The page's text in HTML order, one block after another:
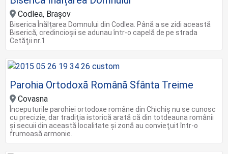
Codlea, Brașov
Biserica Înălțarea Domnului din Codlea. Până a se zidi această
Biserică, credincioşii se adunau într-o capelă de pe strada
Cetăţii nr.1
Parohia Ortodoxă Română Sfânta Treime
Covasna
Începuturile parohiei ortodoxe române din Chichiş nu se cunosc
cu precizie, dar tradiţia istorică arată că din totdeauna românii
şi secuii din această localitate şi zonă au convieţuit într-o
frumoasă armonie.